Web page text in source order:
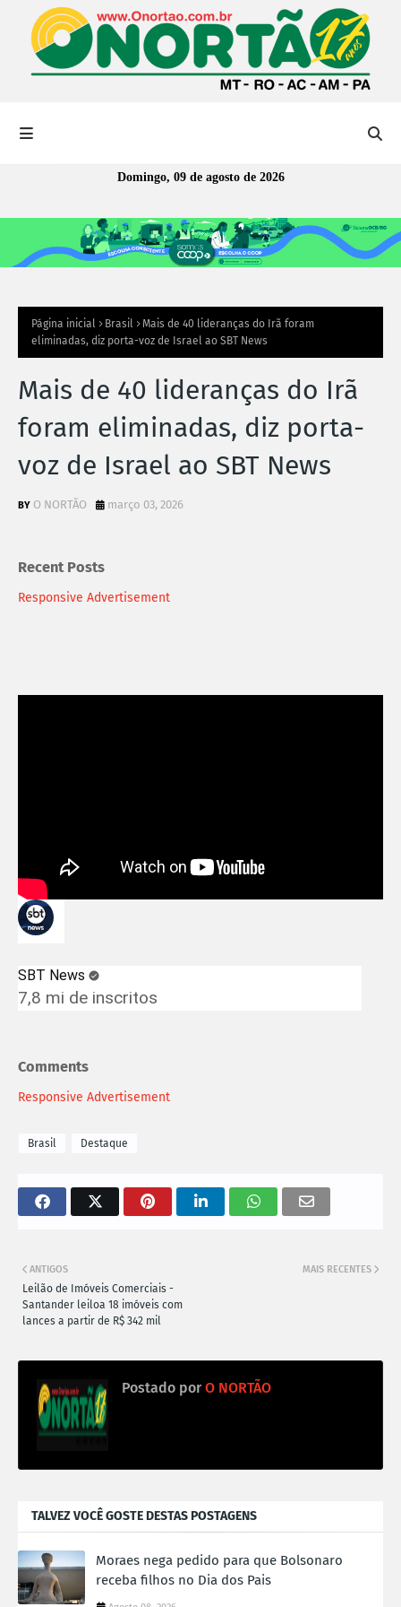
Domingo, 09 de agosto de 2026
Página inicial Brasil
Mais de 40 lideranças do Irã foram
eliminadas, diz porta-voz de Israel ao SBT News
Mais de 40 lideranças do Irã
foram eliminadas, diz porta-
voz de Israel ao SBT News
O NORTÃO março 03, 2026
Recent Posts
Responsive Advertisement
SBT News
7,8 mi de inscritos
Comments
Responsive Advertisement
Brasil Destaque
MAIS RECENTES
ANTIGOS
Leilão de Imóveis Comerciais -
Santander leiloa 18 imóveis com
lances a partir de R$ 342 mil
Postado por O NORTÃO
TALVEZ VOCÊ GOSTE DESTAS POSTAGENS
Moraes nega pedido para que Bolsonaro
receba filhos no Dia dos Pais